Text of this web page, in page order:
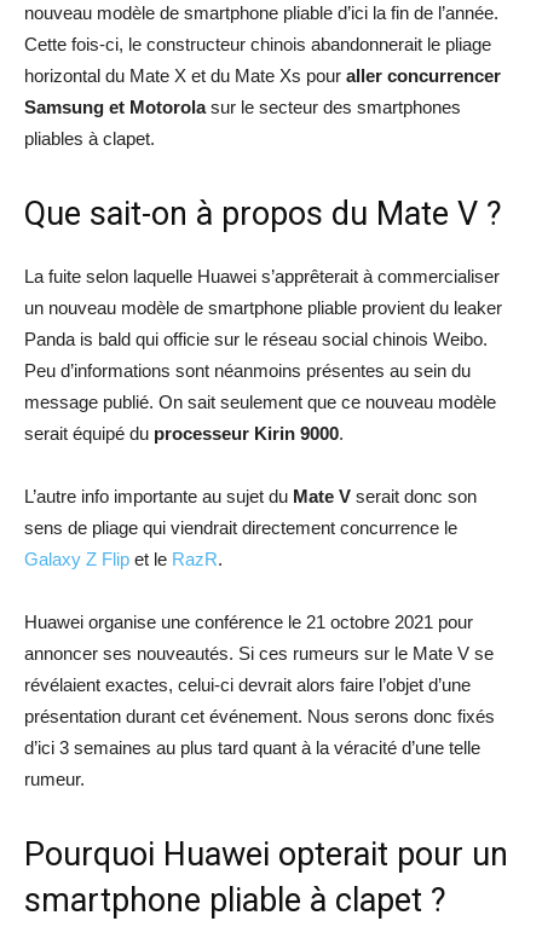
nouveau modèle de smartphone pliable d’ici la fin de l’année.
Cette fois-ci, le constructeur chinois abandonnerait le pliage
horizontal du Mate X et du Mate Xs pour aller concurrencer
Samsung et Motorolasur le secteur des smartphones
pliables à clapet.
Que sait-on à propos du Mate V ?
La fuite selon laquelle Huawei s’apprêterait à commercialiser
un nouveau modèle de smartphone pliable provient du leaker
Panda is bald qui officie sur le réseau social chinois Weibo.
Peu d’informations sont néanmoins présentes au sein du
message publié. On sait seulement que ce nouveau modèle
serait équipé du processeur Kirin 9000.
L’autre info importante au sujet du Mate V serait donc son
sens de pliage qui viendrait directement concurrence le
Galaxy Z Flip et le RazR.
Huawei organise une conférence le 21 octobre 2021 pour
annoncer ses nouveautés. Si ces rumeurs sur le Mate V se
révélaient exactes, celui-ci devrait alors faire l’objet d’une
présentation durant cet événement. Nous serons donc fixés
d’ici 3 semaines au plus tard quant à la véracité d’une telle
rumeur.
Pourquoi Huawei opterait pour un
smartphone pliable à clapet ?